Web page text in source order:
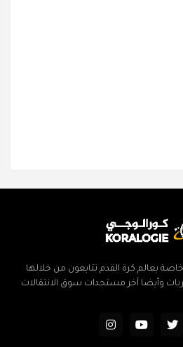
بعالم كرة القدم تتابعون من خلالها
وأيضا آخر مستجدات سوق الانتقالات